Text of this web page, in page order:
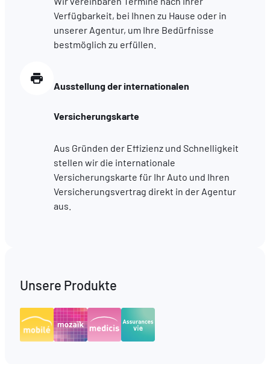
hébergé sur un site externe.
Verfügbarkeit, bei Ihnen zu Hause oder in
unserer Agentur, um Ihre Bedürfnisse
bestmöglich zu erfüllen.
Ausstellung der internationalen
Versicherungskarte
Aus Gründen der Effizienz und Schnelligkeit
stellen wir die internationale
Versicherungskarte für Ihr Auto und Ihren
Versicherungsvertrag direkt in der Agentur
aus.
Unsere Produkte